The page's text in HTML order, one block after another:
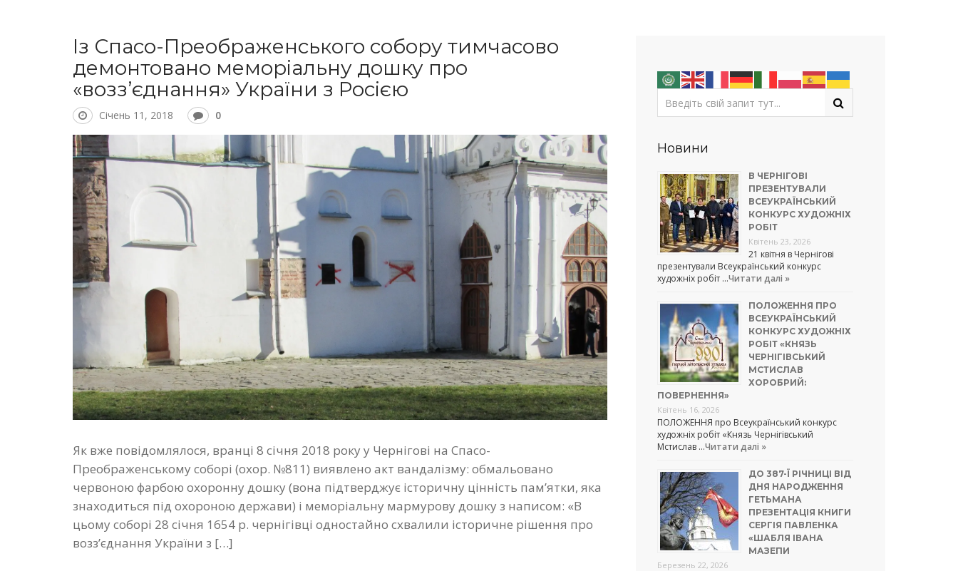
Із Спасо-Преображенського собору тимчасово
демонтовано меморіальну дошку про
«возз’єднання» України з Росією
Січень 11, 2018 0
Як вже повідомлялося, вранці 8 січня 2018 року у Чернігові на Спасо-
Преображенському соборі (охор. №811) виявлено акт вандалізму: обмальовано
червоною фарбою охоронну дошку (вона підтверджує історичну цінність пам’ятки, яка
знаходиться під охороною держави) і меморіальну мармурову дошку з написом: «В
цьому соборі 28 січня 1654 р. чернігівці одностайно схвалили історичне рішення про
возз’єднання України з […]
Новини
В ЧЕРНІГОВІ
ПРЕЗЕНТУВАЛИ
ВСЕУКРАЇНСЬКИЙ
КОНКУРС ХУДОЖНІХ
РОБІТ
Квітень 23, 2026
21 квітня в Чернігові
презентували Всеукраїнський конкурс
художніх робіт …Читати далі »
ПОЛОЖЕННЯ ПРО
ВСЕУКРАЇНСЬКИЙ
КОНКУРС ХУДОЖНІХ
РОБІТ «КНЯЗЬ
ЧЕРНІГІВСЬКИЙ
МСТИСЛАВ
ХОРОБРИЙ:
ПОВЕРНЕННЯ»
Квітень 16, 2026
ПОЛОЖЕННЯ про Всеукраїнський конкурс
художніх робіт «Князь Чернігівський
Мстислав …Читати далі »
ДО 387-Ї РІЧНИЦІ ВІД
ДНЯ НАРОДЖЕННЯ
ГЕТЬМАНА
ПРЕЗЕНТАЦІЯ КНИГИ
СЕРГІЯ ПАВЛЕНКА
«ШАБЛЯ ІВАНА
МАЗЕПИ
Березень 22, 2026